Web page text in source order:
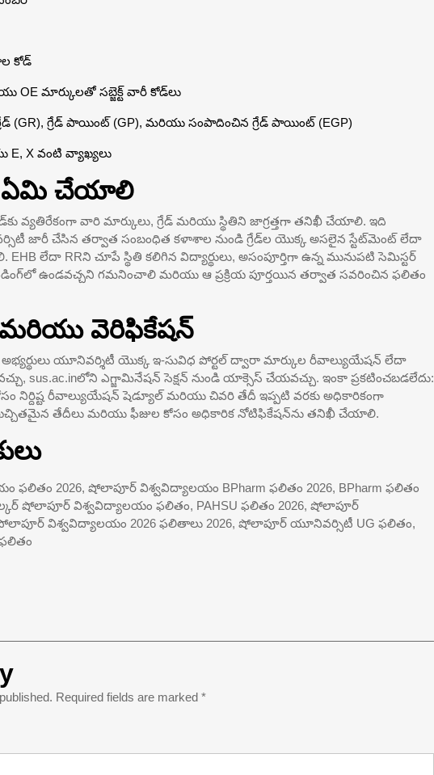
కోడ్
OE మార్కులతో సబ్జెక్ట్ వారీ కోడ్‌లు
(GR), గ్రేడ్ పాయింట్ (GP), మరియు సంపాదించిన గ్రేడ్ పాయింట్ (EGP)
E, X వంటి వ్యాఖ్యలు
ఏమి చేయాలి
కోడ్‌కు వ్యతిరేకంగా వారి మార్కులు, గ్రేడ్ మరియు స్థితిని జాగ్రత్తగా తనిఖీ చేయాలి. ఇది
జారీ చేసిన తర్వాత సంబంధిత కళాశాల నుండి గ్రేడ్‌ల యొక్క అసలైన స్టేట్‌మెంట్ లేదా
లేదా RRని చూపే స్థితి కలిగిన విద్యార్థులు, అసంపూర్తిగా ఉన్న మునుపటి సెమిస్టర్
ఉండవచ్చని గమనించాలి మరియు ఆ ప్రక్రియ పూర్తయిన తర్వాత సవరించిన ఫలితం
వెరిఫికేషన్
యూనివర్శిటీ యొక్క ఇ-సువిధ పోర్టల్ ద్వారా మార్కుల రీవాల్యుయేషన్ లేదా
sus.ac.inలోని ఎగ్జామినేషన్ సెక్షన్ నుండి యాక్సెస్ చేయవచ్చు. ఇంకా ప్రకటించబడలేదు:
నిర్దిష్ట రీవాల్యుయేషన్ షెడ్యూల్ మరియు చివరి తేదీ ఇప్పటి వరకు అధికారికంగా
తేదీలు మరియు ఫీజుల కోసం అధికారిక నోటిఫికేషన్‌ను తనిఖీ చేయాలి.
ఫలితం 2026, షోలాపూర్ విశ్వవిద్యాలయం BPharm ఫలితం 2026, BPharm ఫలితం
షోలాపూర్ విశ్వవిద్యాలయం ఫలితం, PAHSU ఫలితం 2026, షోలాపూర్
విశ్వవిద్యాలయం 2026 ఫలితాలు 2026, షోలాపూర్ యూనివర్సిటీ UG ఫలితం,
Required fields are marked *